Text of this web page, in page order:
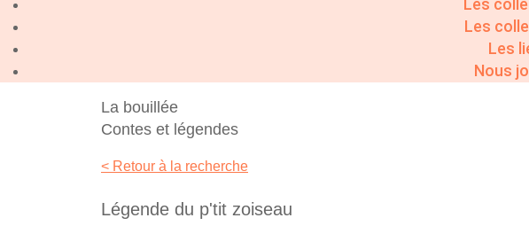
Les
Les
Les
Nous
La bouillée
Contes et légendes
< Retour à la recherche
Légende du p'tit zoiseau